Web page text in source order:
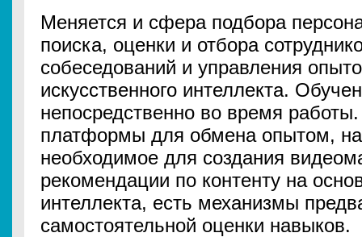
Меняется и сфера подбора
поиска, оценки и отбора
собеседований и управления
искусственного интеллекта.
непосредственно во время
платформы для обмена опытом, на
необходимое для создания
рекомендации по контенту на
интеллекта, есть механизмы
самостоятельной оценки навыков.